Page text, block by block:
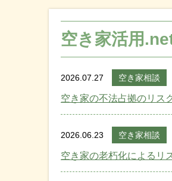
空き家活用
2026.07.27 空き家相談
空き家の不法占拠のリス
2026.06.23 空き家相談
空き家の老朽化によるリ